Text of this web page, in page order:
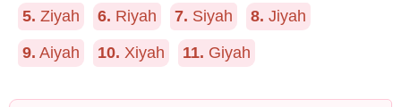
5. Ziyah 6. Riyah 7. Siyah 8. Jiyah
9. Aiyah 10. Xiyah 11. Giyah